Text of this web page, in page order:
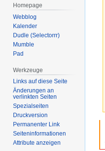
Homepage
Webblog
Kalender
Dudle (Selectorrr)
Mumble
Pad
Werkzeuge
Links auf diese Seite
Änderungen an
verlinkten Seiten
Spezialseiten
Druckversion
Permanenter Link
Seiten­­informationen
Attribute anzeigen